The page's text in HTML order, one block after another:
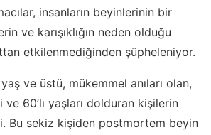
insanların beyinlerinin bir
ve karışıklığın neden olduğu
etkilenmediğinden şüpheleniyor.
ve üstü, mükemmel anıları olan,
ve 60’lı yaşları dolduran kişilerin
Bu sekiz kişiden postmortem beyin